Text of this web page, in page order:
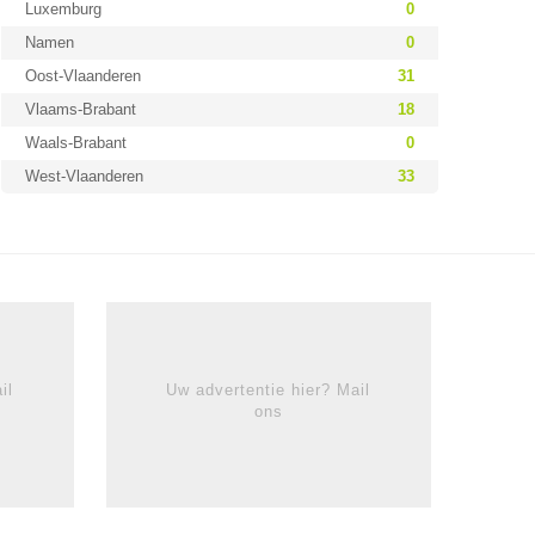
Luxemburg
0
Namen
0
Oost-Vlaanderen
31
Vlaams-Brabant
18
Waals-Brabant
0
West-Vlaanderen
33
Uw advertentie hier? Mail
ons